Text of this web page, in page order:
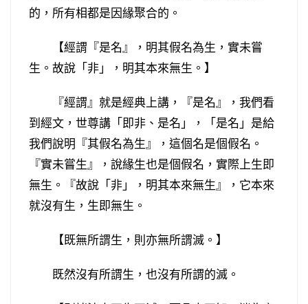
的，所有相都是因緣聚合的。
【經謂『是名』，明其假名為生，實未嘗
生。故說「非」，明其本來無生。】
『經謂』就是經典上講，『是名』，我們看
到經文，世尊講「即非、是名」，「是名」是給
我們說明『其假名為生』，這個名是個假名。
『實未嘗生』，說緣生也是個假名，實際上生即
無生。『故說「非」，明其本來無生』，它本來
就沒有生，生即無生。
【既無所謂生，則亦無所謂滅。】
既然沒有所謂生，也沒有所謂的滅。